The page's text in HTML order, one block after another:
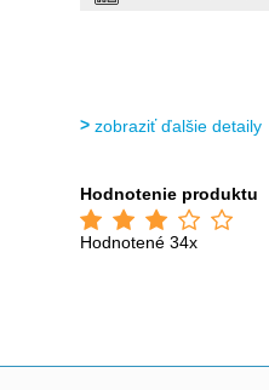
zobraziť ďalšie detaily
Hodnotenie produktu
Hodnotené 34x